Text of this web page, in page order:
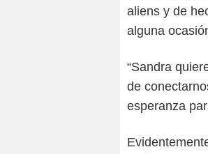
aliens y de
alguna
“Sandra
de
esperanza